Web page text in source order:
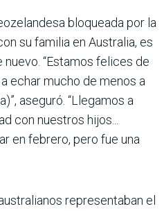
bloqueada por la
su familia en Australia, es
nuevo. “Estamos felices de
echar mucho de menos a
aseguró. “Llegamos a
con nuestros hijos...
en febrero, pero fue una
representaban el